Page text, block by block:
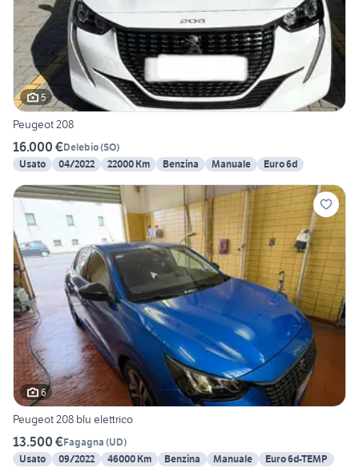
5
Peugeot 208
16.000 €Delebio(SO)
Usato
04/2022 22000 Km Benzina Manuale Euro 6d
6
Peugeot 208 blu elettrico
13.500 €Fagagna (UD)
Usato
09/2022 46000 Km Benzina Manuale Euro 6d-TEMP